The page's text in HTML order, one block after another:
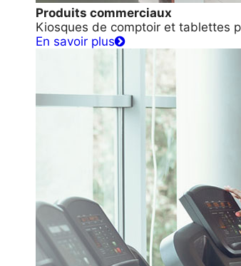
Produits commerciaux
Kiosques de comptoir et tablettes
En savoir plus